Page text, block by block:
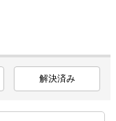
解決済み